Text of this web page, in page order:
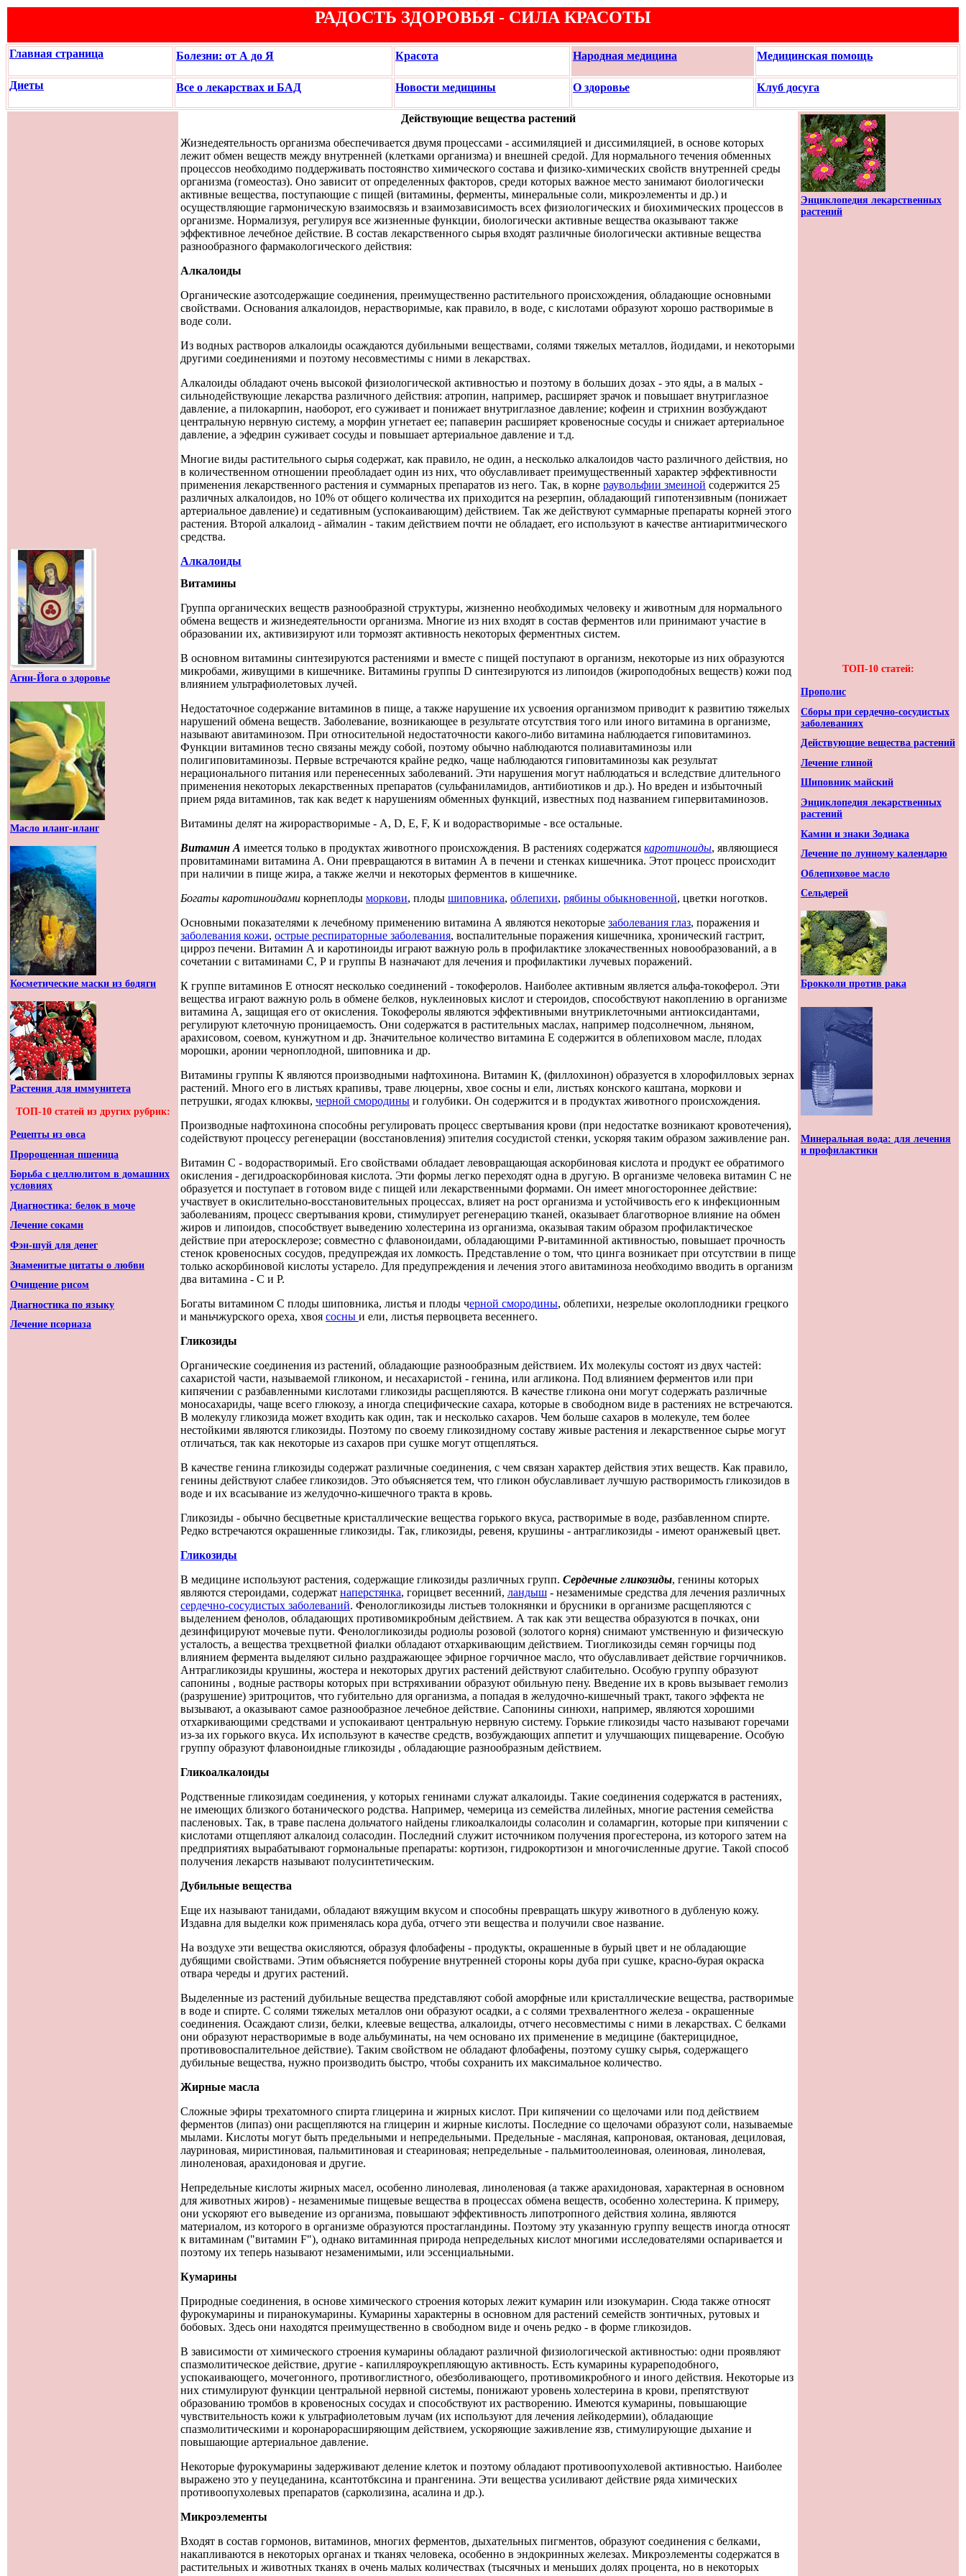
РАДОСТЬ ЗДОРОВЬЯ - СИЛА КРАСОТЫ
Главная страница Болезни: от А до Я Красота Народная медицина Медицинская помощь
Диеты Все о лекарствах и БАД Новости медицины О здоровье Клуб досуга
Агни-Йога о здоровье
Масло иланг-иланг
Косметические маски из бодяги
Растения для иммунитета
ТОП-10 статей из других рубрик:
Рецепты из овса
Пророщенная пшеница
Борьба с целлюлитом в домашних
условиях
Диагностика: белок в моче
Лечение соками
Фэн-шуй для денег
Знаменитые цитаты о любви
Очищение рисом
Диагностика по языку
Лечение псориаза
Действующие вещества растений
Жизнедеятельность организма обеспечивается двумя процессами - ассимиляцией и диссимиляцией, в основе которых
лежит обмен веществ между внутренней (клетками организма) и внешней средой. Для нормального течения обменных
процессов необходимо поддерживать постоянство химического состава и физико-химических свойств внутренней среды
организма (гомеостаз). Оно зависит от определенных факторов, среди которых важное место занимают биологически
активные вещества, поступающие с пищей (витамины, ферменты, минеральные соли, микроэлементы и др.) и
осуществляющие гармоническую взаимосвязь и взаимозависимость всех физиологических и биохимических процессов в
организме. Нормализуя, регулируя все жизненные функции, биологически активные вещества оказывают также
эффективное лечебное действие. В состав лекарственного сырья входят различные биологически активные вещества
разнообразного фармакологического действия:
Алкалоиды
Органические азотсодержащие соединения, преимущественно растительного происхождения, обладающие основными
свойствами. Основания алкалоидов, нерастворимые, как правило, в воде, с кислотами образуют хорошо растворимые в
воде соли.
Из водных растворов алкалоиды осаждаются дубильными веществами, солями тяжелых металлов, йодидами, и некоторыми
другими соединениями и поэтому несовместимы с ними в лекарствах.
Алкалоиды обладают очень высокой физиологической активностью и поэтому в больших дозах - это яды, а в малых -
сильнодействующие лекарства различного действия: атропин, например, расширяет зрачок и повышает внутриглазное
давление, а пилокарпин, наоборот, его суживает и понижает внутриглазное давление; кофеин и стрихнин возбуждают
центральную нервную систему, а морфин угнетает ее; папаверин расширяет кровеносные сосуды и снижает артериальное
давление, а эфедрин суживает сосуды и повышает артериальное давление и т.д.
Многие виды растительного сырья содержат, как правило, не один, а несколько алкалоидов часто различного действия, но
в количественном отношении преобладает один из них, что обуславливает преимущественный характер эффективности
применения лекарственного растения и суммарных препаратов из него. Так, в корне раувольфии змеиной содержится 25
различных алкалоидов, но 10% от общего количества их приходится на резерпин, обладающий гипотензивным (понижает
артериальное давление) и седативным (успокаивающим) действием. Так же действуют суммарные препараты корней этого
растения. Второй алкалоид - аймалин - таким действием почти не обладает, его используют в качестве антиаритмического
средства.
Алкалоиды
Витамины
Группа органических веществ разнообразной структуры, жизненно необходимых человеку и животным для нормального
обмена веществ и жизнедеятельности организма. Многие из них входят в состав ферментов или принимают участие в
образовании их, активизируют или тормозят активность некоторых ферментных систем.
В основном витамины синтезируются растениями и вместе с пищей поступают в организм, некоторые из них образуются
микробами, живущими в кишечнике. Витамины группы D синтезируются из липоидов (жироподобных веществ) кожи под
влиянием ультрафиолетовых лучей.
Недостаточное содержание витаминов в пище, а также нарушение их усвоения организмом приводит к развитию тяжелых
нарушений обмена веществ. Заболевание, возникающее в результате отсутствия того или иного витамина в организме,
называют авитаминозом. При относительной недостаточности какого-либо витамина наблюдается гиповитаминоз.
Функции витаминов тесно связаны между собой, поэтому обычно наблюдаются полиавитаминозы или
полигиповитаминозы. Первые встречаются крайне редко, чаще наблюдаются гиповитаминозы как результат
нерационального питания или перенесенных заболеваний. Эти нарушения могут наблюдаться и вследствие длительного
применения некоторых лекарственных препаратов (сульфаниламидов, антибиотиков и др.). Но вреден и избыточный
прием ряда витаминов, так как ведет к нарушениям обменных функций, известных под названием гипервитаминозов.
Витамины делят на жирорастворимые - А, D, Е, F, К и водорастворимые - все остальные.
Витамин А имеется только в продуктах животного происхождения. В растениях содержатся каротиноиды, являющиеся
провитаминами витамина А. Они превращаются в витамин А в печени и стенках кишечника. Этот процесс происходит
при наличии в пище жира, а также желчи и некоторых ферментов в кишечнике.
Богаты каротиноидами корнеплоды моркови, плоды шиповника, облепихи, рябины обыкновенной, цветки ноготков.
Основными показателями к лечебному применению витамина А являются некоторые заболевания глаз, поражения и
заболевания кожи, острые респираторные заболевания, воспалительные поражения кишечника, хронический гастрит,
цирроз печени. Витамин А и каротиноиды играют важную роль в профилактике злокачественных новообразований, а в
сочетании с витаминами С, Р и группы В назначают для лечения и профилактики лучевых поражений.
К группе витаминов Е относят несколько соединений - токоферолов. Наиболее активным является альфа-токоферол. Эти
вещества играют важную роль в обмене белков, нуклеиновых кислот и стероидов, способствуют накоплению в организме
витамина А, защищая его от окисления. Токоферолы являются эффективными внутриклеточными антиоксидантами,
регулируют клеточную проницаемость. Они содержатся в растительных маслах, например подсолнечном, льняном,
арахисовом, соевом, кунжутном и др. Значительное количество витамина Е содержится в облепиховом масле, плодах
морошки, аронии черноплодной, шиповника и др.
Витамины группы К являются производными нафтохинона. Витамин К, (филлохинон) образуется в хлорофилловых зернах
растений. Много его в листьях крапивы, траве люцерны, хвое сосны и ели, листьях конского каштана, моркови и
петрушки, ягодах клюквы, черной смородины и голубики. Он содержится и в продуктах животного происхождения.
Производные нафтохинона способны регулировать процесс свертывания крови (при недостатке возникают кровотечения),
содействуют процессу регенерации (восстановления) эпителия сосудистой стенки, ускоряя таким образом заживление ран.
Витамин С - водорастворимый. Его свойствами обладает левовращающая аскорбиновая кислота и продукт ее обратимого
окисления - дегидроаскорбиновая кислота. Эти формы легко переходят одна в другую. В организме человека витамин С не
образуется и поступает в готовом виде с пищей или лекарственными формами. Он имеет многостороннее действие:
участвует в окислительно-восстановительных процессах, влияет на рост организма и устойчивость его к инфекционным
заболеваниям, процесс свертывания крови, стимулирует регенерацию тканей, оказывает благотворное влияние на обмен
жиров и липоидов, способствует выведению холестерина из организма, оказывая таким образом профилактическое
действие при атеросклерозе; совместно с флавоноидами, обладающими Р-витаминной активностью, повышает прочность
стенок кровеносных сосудов, предупреждая их ломкость. Представление о том, что цинга возникает при отсутствии в пище
только аскорбиновой кислоты устарело. Для предупреждения и лечения этого авитаминоза необходимо вводить в организм
два витамина - С и Р.
Богаты витамином С плоды шиповника, листья и плоды черной смородины, облепихи, незрелые околоплодники грецкого
и маньчжурского ореха, хвоя сосны и ели, листья первоцвета весеннего.
Гликозиды
Органические соединения из растений, обладающие разнообразным действием. Их молекулы состоят из двух частей:
сахаристой части, называемой гликоном, и несахаристой - генина, или агликона. Под влиянием ферментов или при
кипячении с разбавленными кислотами гликозиды расщепляются. В качестве гликона они могут содержать различные
моносахариды, чаще всего глюкозу, а иногда специфические сахара, которые в свободном виде в растениях не встречаются.
В молекулу гликозида может входить как один, так и несколько сахаров. Чем больше сахаров в молекуле, тем более
нестойкими являются гликозиды. Поэтому по своему гликозидному составу живые растения и лекарственное сырье могут
отличаться, так как некоторые из сахаров при сушке могут отщепляться.
В качестве генина гликозиды содержат различные соединения, с чем связан характер действия этих веществ. Как правило,
генины действуют слабее гликозидов. Это объясняется тем, что гликон обуславливает лучшую растворимость гликозидов в
воде и их всасывание из желудочно-кишечного тракта в кровь.
Гликозиды - обычно бесцветные кристаллические вещества горького вкуса, растворимые в воде, разбавленном спирте.
Редко встречаются окрашенные гликозиды. Так, гликозиды, ревеня, крушины - антрагликозиды - имеют оранжевый цвет.
Гликозиды
В медицине используют растения, содержащие гликозиды различных групп. Сердечные гликозиды, генины которых
являются стероидами, содержат наперстянка, горицвет весенний, ландыш - незаменимые средства для лечения различных
сердечно-сосудистых заболеваний. Фенологликозиды листьев толокнянки и брусники в организме расщепляются с
выделением фенолов, обладающих противомикробным действием. А так как эти вещества образуются в почках, они
дезинфицируют мочевые пути. Фенологликозиды родиолы розовой (золотого корня) снимают умственную и физическую
усталость, а вещества трехцветной фиалки обладают отхаркивающим действием. Тиогликозиды семян горчицы под
влиянием фермента выделяют сильно раздражающее эфирное горчичное масло, что обуславливает действие горчичников.
Антрагликозиды крушины, жостера и некоторых других растений действуют слабительно. Особую группу образуют
сапонины , водные растворы которых при встряхивании образуют обильную пену. Введение их в кровь вызывает гемолиз
(разрушение) эритроцитов, что губительно для организма, а попадая в желудочно-кишечный тракт, такого эффекта не
вызывают, а оказывают самое разнообразное лечебное действие. Сапонины синюхи, например, являются хорошими
отхаркивающими средствами и успокаивают центральную нервную систему. Горькие гликозиды часто называют горечами
из-за их горького вкуса. Их используют в качестве средств, возбуждающих аппетит и улучшающих пищеварение. Особую
группу образуют флавоноидные гликозиды , обладающие разнообразным действием.
Гликоалкалоиды
Родственные гликозидам соединения, у которых генинами служат алкалоиды. Такие соединения содержатся в растениях,
не имеющих близкого ботанического родства. Например, чемерица из семейства лилейных, многие растения семейства
пасленовых. Так, в траве паслена дольчатого найдены гликоалкалоиды соласолин и соламаргин, которые при кипячении с
кислотами отщепляют алкалоид соласодин. Последний служит источником получения прогестерона, из которого затем на
предприятиях вырабатывают гормональные препараты: кортизон, гидрокортизон и многочисленные другие. Такой способ
получения лекарств называют полусинтетическим.
Дубильные вещества
Еще их называют танидами, обладают вяжущим вкусом и способны превращать шкуру животного в дубленую кожу.
Издавна для выделки кож применялась кора дуба, отчего эти вещества и получили свое название.
На воздухе эти вещества окисляются, образуя флобафены - продукты, окрашенные в бурый цвет и не обладающие
дубящими свойствами. Этим объясняется побурение внутренней стороны коры дуба при сушке, красно-бурая окраска
отвара череды и других растений.
Выделенные из растений дубильные вещества представляют собой аморфные или кристаллические вещества, растворимые
в воде и спирте. С солями тяжелых металлов они образуют осадки, а с солями трехвалентного железа - окрашенные
соединения. Осаждают слизи, белки, клеевые вещества, алкалоиды, отчего несовместимы с ними в лекарствах. С белками
они образуют нерастворимые в воде альбуминаты, на чем основано их применение в медицине (бактерицидное,
противовоспалительное действие). Таким свойством не обладают флобафены, поэтому сушку сырья, содержащего
дубильные вещества, нужно производить быстро, чтобы сохранить их максимальное количество.
Жирные масла
Сложные эфиры трехатомного спирта глицерина и жирных кислот. При кипячении со щелочами или под действием
ферментов (липаз) они расщепляются на глицерин и жирные кислоты. Последние со щелочами образуют соли, называемые
мылами. Кислоты могут быть предельными и непредельными. Предельные - масляная, капроновая, октановая, дециловая,
лауриновая, миристиновая, пальмитиновая и стеариновая; непредельные - пальмитоолеиновая, олеиновая, линолевая,
линоленовая, арахидоновая и другие.
Непредельные кислоты жирных масел, особенно линолевая, линоленовая (а также арахидоновая, характерная в основном
для животных жиров) - незаменимые пищевые вещества в процессах обмена веществ, особенно холестерина. К примеру,
они ускоряют его выведение из организма, повышают эффективность липотропного действия холина, являются
материалом, из которого в организме образуются простагландины. Поэтому эту указанную группу веществ иногда относят
к витаминам ("витамин F"), однако витаминная природа непредельных кислот многими исследователями оспаривается и
поэтому их теперь называют незаменимыми, или эссенциальными.
Кумарины
Природные соединения, в основе химического строения которых лежит кумарин или изокумарин. Сюда также относят
фурокумарины и пиранокумарины. Кумарины характерны в основном для растений семейств зонтичных, рутовых и
бобовых. Здесь они находятся преимущественно в свободном виде и очень редко - в форме гликозидов.
В зависимости от химического строения кумарины обладают различной физиологической активностью: одни проявляют
спазмолитическое действие, другие - капилляроукрепляющую активность. Есть кумарины курареподобного,
успокаивающего, мочегонного, противоглистного, обезболивающего, противомикробного и иного действия. Некоторые из
них стимулируют функции центральной нервной системы, понижают уровень холестерина в крови, препятствуют
образованию тромбов в кровеносных сосудах и способствуют их растворению. Имеются кумарины, повышающие
чувствительность кожи к ультрафиолетовым лучам (их используют для лечения лейкодермии), обладающие
спазмолитическими и коронарорасширяющим действием, ускоряющие заживление язв, стимулирующие дыхание и
повышающие артериальное давление.
Некоторые фурокумарины задерживают деление клеток и поэтому обладают противоопухолевой активностью. Наиболее
выражено это у пеуцеданина, ксантотбксина и прангенина. Эти вещества усиливают действие ряда химических
противоопухолевых препаратов (сарколизина, асалина и др.).
Микроэлементы
Входят в состав гормонов, витаминов, многих ферментов, дыхательных пигментов, образуют соединения с белками,
накапливаются в некоторых органах и тканях человека, особенно в эндокринных железах. Микроэлементы содержатся в
растительных и животных тканях в очень малых количествах (тысячных и меньших долях процента, но в некоторых
Энциклопедия лекарственных
растений
ТОП-10 статей:
Прополис
Сборы при сердечно-сосудистых
заболеваниях
Действующие вещества растений
Лечение глиной
Шиповник майский
Энциклопедия лекарственных
растений
Камни и знаки Зодиака
Лечение по лунному календарю
Облепиховое масло
Сельдерей
Брокколи против рака
Минеральная вода: для лечения
и профилактики